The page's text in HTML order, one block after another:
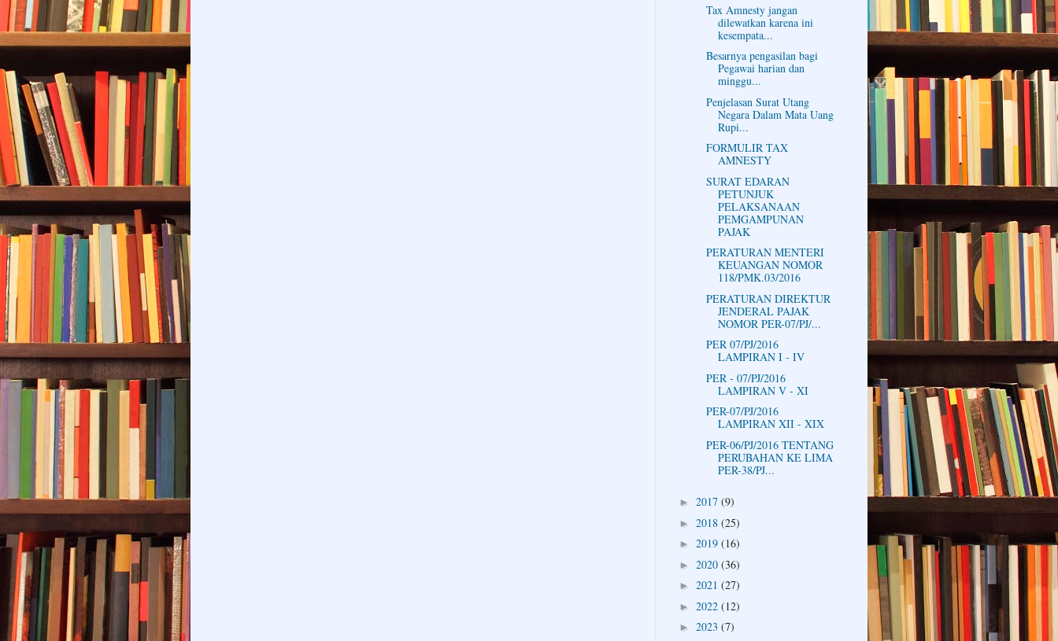
Tax Amnesty jangan
dilewatkan karena ini
kesempata...
Besarnya pengasilan bagi
Pegawai harian dan
minggu...
Penjelasan Surat Utang
Negara Dalam Mata Uang
Rupi...
FORMULIR TAX
AMNESTY
SURAT EDARAN
PETUNJUK
PELAKSANAAN
PEMGAMPUNAN
PAJAK
PERATURAN MENTERI
KEUANGAN NOMOR
118/PMK.03/2016
PERATURAN DIREKTUR
JENDERAL PAJAK
NOMOR PER-07/PJ/...
PER 07/PJ/2016
LAMPIRAN I - IV
PER - 07/PJ/2016
LAMPIRAN V - XI
PER-07/PJ/2016
LAMPIRAN XII - XIX
PER-06/PJ/2016 TENTANG
PERUBAHAN KE LIMA
PER-38/PJ...
► 2017 (9)
► 2018 (25)
► 2019 (16)
► 2020 (36)
► 2021 (27)
► 2022 (12)
► 2023 (7)